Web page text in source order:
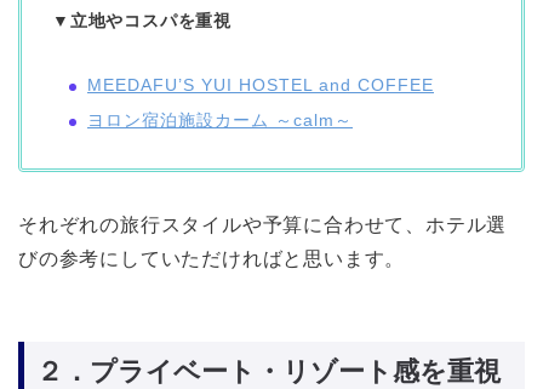
▼立地やコスパを重視
MEEDAFU’S YUI HOSTEL and COFFEE
ヨロン宿泊施設カーム ～calm～
それぞれの旅行スタイルや予算に合わせて、ホテル選
びの参考にしていただければと思います。
２．プライベート・リゾート感を重視